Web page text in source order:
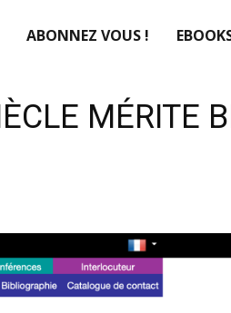
ABONNEZ VOUS !
MÉRITE